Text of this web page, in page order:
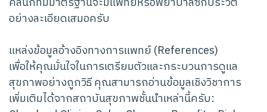
อย่างละเอียดเสมอครับ
แหล่งข้อมูลอ้างอิงทางการแพทย์ (References)
เพื่อให้คุณมั่นใจในการเตรียมตัวและกระบวนการดูแล
สุขภาพอย่างถูกวิธี คุณสามารถอ่านข้อมูลเชิงวิชาการ
เพิ่มเติมได้จากสถาบันสุขภาพชั้นนำเหล่านี้ครับ: